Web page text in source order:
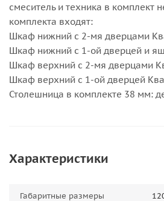
смеситель и техника в комплект
комплекта входят:
Шкаф нижний с 2-мя дверцами
Шкаф нижний с 1-ой дверцей и
Шкаф верхний с 2-мя дверцами
Шкаф верхний с 1-ой дверцей
Столешница в комплекте 38 мм:
Характеристики
Габаритные размеры